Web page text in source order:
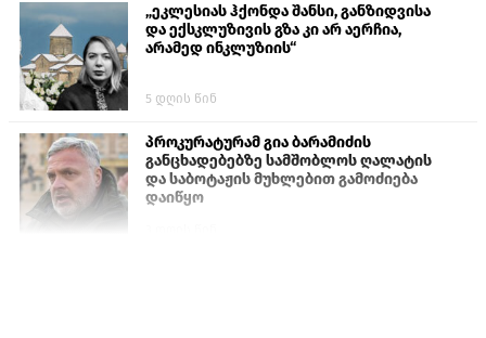
„ეკლესიას ჰქონდა შანსი, განზიდვისა
და ექსკლუზივის გზა კი არ აერჩია,
არამედ ინკლუზიის“
5 დღის წინ
პროკურატურამ გია ბარამიძის
განცხადებებზე სამშობლოს ღალატის
და საბოტაჟის მუხლებით გამოძიება
დაიწყო